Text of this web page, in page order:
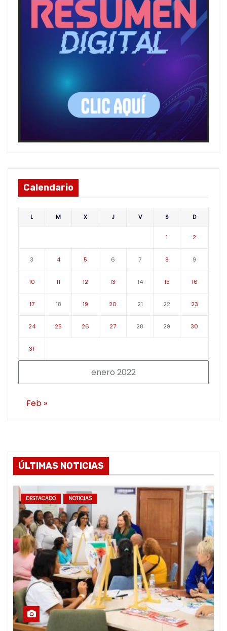
Calendario
enero 2022
L M X J V S D
1 2
3 4 5 6 7 8 9
10 11 12 13 14 15 16
17 18 19 20 21 22 23
24 25 26 27 28 29 30
31
Feb »
ÚLTIMAS NOTICIAS
DESTACADO NOTICIAS